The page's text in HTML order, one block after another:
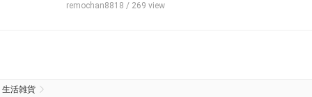
remochan8818 / 269 view
生活雑貨